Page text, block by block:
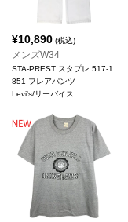
¥10,890 (税込)
メンズW34
STA-PREST スタプレ 517-1
851 フレアパンツ
Levi's/リーバイス